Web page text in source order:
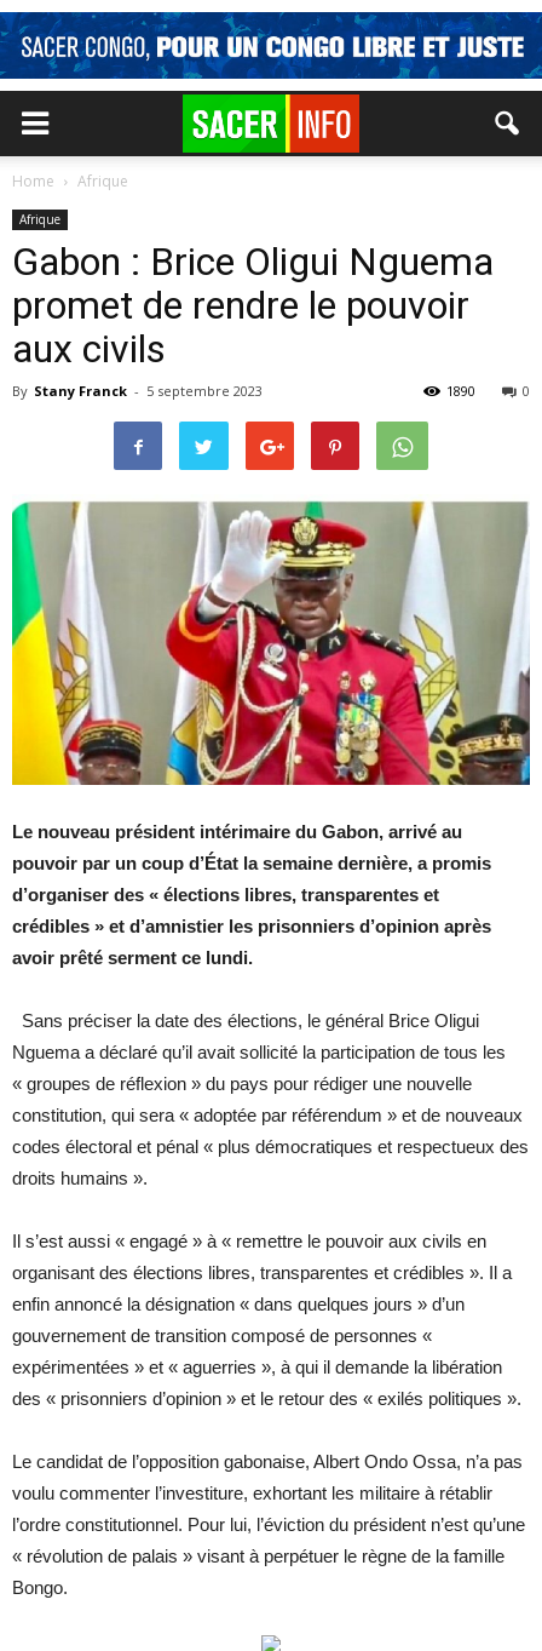
Home Afrique
Afrique
Gabon : Brice Oligui Nguema
promet de rendre le pouvoir
aux civils
By Stany Franck - 5 septembre 2023 0
1890
Le nouveau président intérimaire du Gabon, arrivé au
pouvoir par un coup d’État la semaine dernière, a promis
d’organiser des « élections libres, transparentes et
crédibles » et d’amnistier les prisonniers d’opinion après
avoir prêté serment ce lundi.
Sans préciser la date des élections, le général Brice Oligui
Nguema a déclaré qu’il avait sollicité la participation de tous les
« groupes de réflexion » du pays pour rédiger une nouvelle
constitution, qui sera « adoptée par référendum » et de nouveaux
codes électoral et pénal « plus démocratiques et respectueux des
droits humains ».
Il s’est aussi « engagé » à « remettre le pouvoir aux civils en
organisant des élections libres, transparentes et crédibles ». Il a
enfin annoncé la désignation « dans quelques jours » d’un
gouvernement de transition composé de personnes «
expérimentées » et « aguerries », à qui il demande la libération
des « prisonniers d’opinion » et le retour des « exilés politiques ».
Le candidat de l’opposition gabonaise, Albert Ondo Ossa, n’a pas
voulu commenter l’investiture, exhortant les militaire à rétablir
l’ordre constitutionnel. Pour lui, l’éviction du président n’est qu’une
« révolution de palais » visant à perpétuer le règne de la famille
Bongo.